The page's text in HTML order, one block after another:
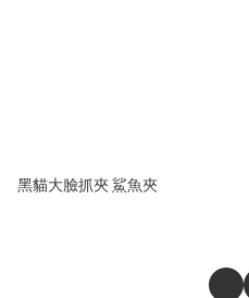
黑貓大臉抓夾 鯊魚夾